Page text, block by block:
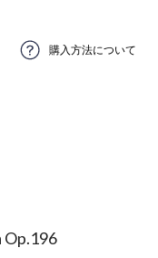
購入方法について
Op.196